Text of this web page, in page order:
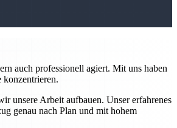
auch professionell agiert. Mit uns haben
konzentrieren.
unsere Arbeit aufbauen. Unser erfahrenes
genau nach Plan und mit hohem